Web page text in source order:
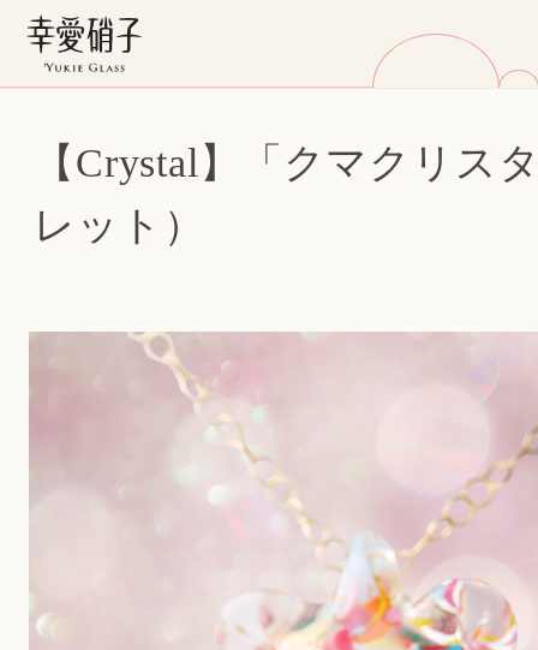
【Crystal】「クマクリス
レット）